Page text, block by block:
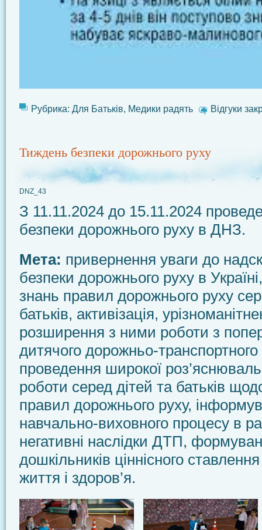
Рубрика: Для Батьків, Медики радять Відгуки
Тиждень безпеки дорожнього руху
DNZ_43
З 11.11.2024 до 15.11.2024
безпеки дорожнього руху в ДНЗ.
Мета: привернення уваги до
безпеки дорожнього руху в
знань правил дорожнього руху
батьків, активізація,
розширення з ними роботи з
дитячого дорожньо-
проведення широкої
роботи серед дітей та батьків
правил дорожнього руху,
навчально-виховного процесу в
негативні наслідки ДТП,
дошкільників ціннісного
життя і здоров’я.